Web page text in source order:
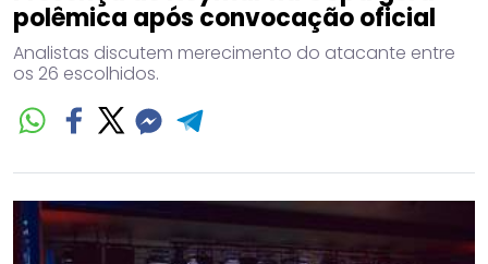
polêmica após convocação oficial
Analistas discutem merecimento do atacante entre
os 26 escolhidos.